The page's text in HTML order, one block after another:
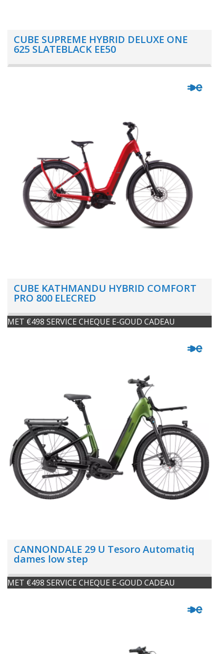
CUBE SUPREME HYBRID DELUXE ONE
625 SLATEBLACK EE50
CUBE KATHMANDU HYBRID COMFORT
PRO 800 ELECRED
MET €498 SERVICE CHEQUE E-GOUD CADEAU
CANNONDALE 29 U Tesoro Automatiq
dames low step
MET €498 SERVICE CHEQUE E-GOUD CADEAU